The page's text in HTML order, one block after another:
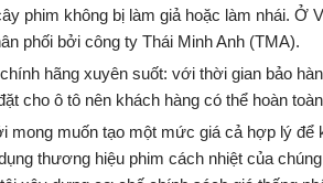
phim cách nhiệt Solar Master của Mỹ: